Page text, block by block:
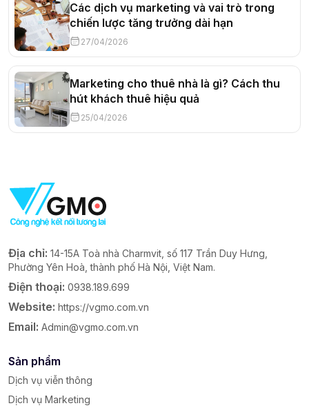
Các dịch vụ marketing và vai trò trong
chiến lược tăng trưởng dài hạn
27/04/2026
Marketing cho thuê nhà là gì? Cách thu
hút khách thuê hiệu quả
25/04/2026
Địa chỉ: 14-15A Toà nhà Charmvit, số 117 Trần Duy Hưng,
Phường Yên Hoà, thành phố Hà Nội, Việt Nam.
Điện thoại: 0938.189.699
Website: https://vgmo.com.vn
Email: Admin@vgmo.com.vn
Sản phẩm
Dịch vụ viễn thông
Dịch vụ Marketing